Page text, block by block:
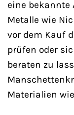
eine bekannte
Metalle wie
vor dem Kauf
prüfen oder
beraten zu
Materialien